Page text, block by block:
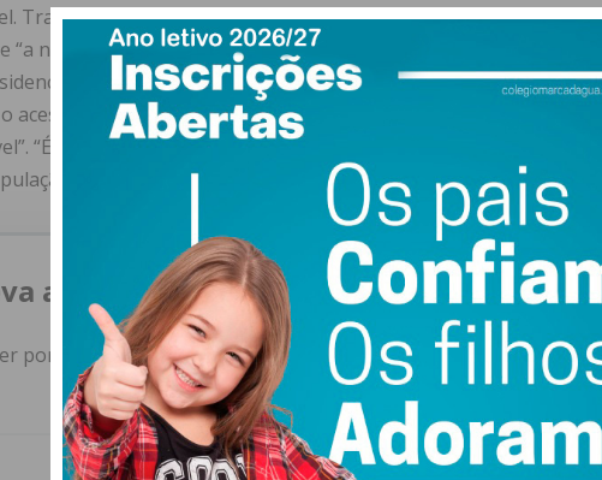
Trata-se da conclusão da Variante do Cavalum 30 anos depois”,
“a nova avenida vai permitir retirar trânsito da malha urbana
e equipamentos como o Estádio Municipal 25 de Abril, a
acesso à A4, e preparar esta área para um desenvolvimento
“É um investimento estratégico, pensado para responder às
concluiu Antonino de Sousa
a newsletter do Imediato
por e-mail e obtenha de forma regular a informação
atualizada.